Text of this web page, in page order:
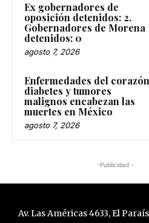
Ex gobernadores de
oposición detenidos: 2.
Gobernadores de Morena
detenidos: 0
agosto 7, 2026
Enfermedades del
diabetes y tumores
malignos encabezan las
muertes en México
agosto 7, 2026
-Publicidad -
Av. Las Américas 4633, El